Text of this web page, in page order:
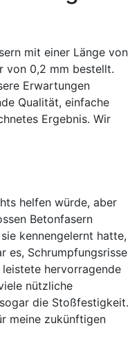
mit einer Länge von
von 0,2 mm bestellt.
Erwartungen
Qualität, einfache
Ergebnis. Wir
helfen würde, aber
Betonfasern
kennengelernt hatte,
es, Schrumpfungsrisse
hervorragende
nützliche
die Stoßfestigkeit.
meine zukünftigen